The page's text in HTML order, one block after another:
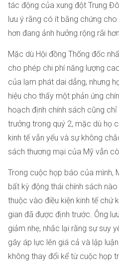
tác động của xung đột Trung
lưu ý rằng có ít bằng chứng
hơn đang ảnh hưởng rộng rãi
Mặc dù Hội đồng Thống đốc
cho phép chi phí năng lượng
của lạm phát dai dẳng, nhưng
hiệu cho thấy một phản ứng
hoạch định chính sách cũng
trưởng trong quý 2, mặc dù họ
kinh tế vẫn yếu và sự không
sách thương mại của Mỹ vẫn
Trong cuộc họp báo của mình,
bất kỳ động thái chính sách
thuộc vào điều kiện kinh tế chứ
gian đã được định trước. Ông
giảm nhẹ, nhắc lại rằng sự suy
gây áp lực lên giá cả và lập
không thay đổi kể từ cuộc họp